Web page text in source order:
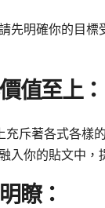
先明確你的目標
值至上：
充斥著各式各樣
入你的貼文中，
瞭：